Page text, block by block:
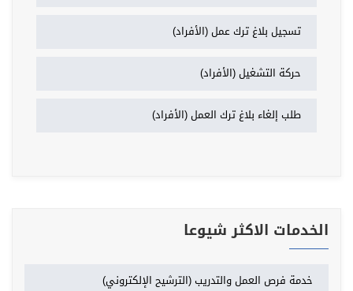
تسجيل بلاغ ترك عمل (الأفراد)
حركة التشغيل (الأفراد)
طلب إلغاء بلاغ ترك العمل (الأفراد)
الخدمات الاكثر شيوعا
خدمة فرص العمل والتدريب (الترشيح الإلكتروني)